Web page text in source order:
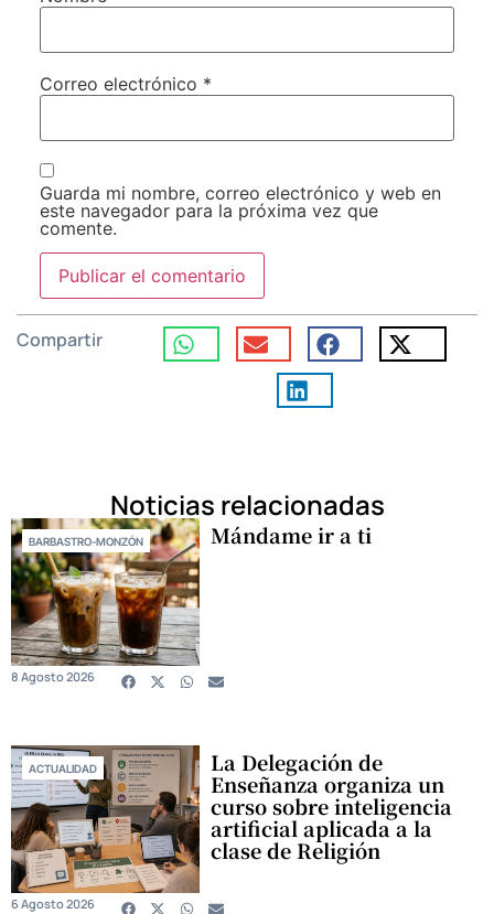
Correo electrónico *
Guarda mi nombre, correo electrónico y web en
este navegador para la próxima vez que
comente.
Compartir
Noticias relacionadas
BARBASTRO-MONZÓN Mándame ir a ti
8 Agosto 2026
ACTUALIDAD La Delegación de
Enseñanza organiza un
curso sobre inteligencia
artificial aplicada a la
clase de Religión
6 Agosto 2026